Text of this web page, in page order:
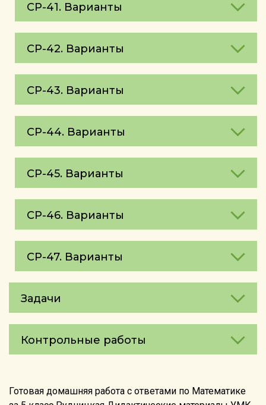
СР-41. Варианты
СР-42. Варианты
СР-43. Варианты
СР-44. Варианты
СР-45. Варианты
СР-46. Варианты
СР-47. Варианты
Задачи
Контрольные работы
Готовая домашняя работа с ответами по Математике